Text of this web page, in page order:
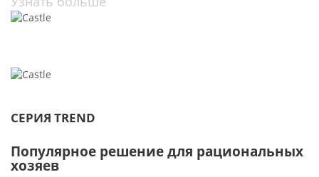
СЕРИЯ TREND
Популярное решение для рациональных
хозяев